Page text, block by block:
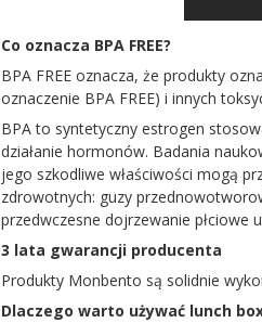
Co oznacza BPA FREE?
BPA FREE oznacza, że produkty
oznaczenie BPA FREE) i innych
BPA to syntetyczny estrogen
działanie hormonów. Badania
jego szkodliwe właściwości mogą
zdrowotnych: guzy
przedwczesne dojrzewanie płciowe
3 lata gwarancji producenta
Produkty Monbento są solidnie
Dlaczego warto używać lunch